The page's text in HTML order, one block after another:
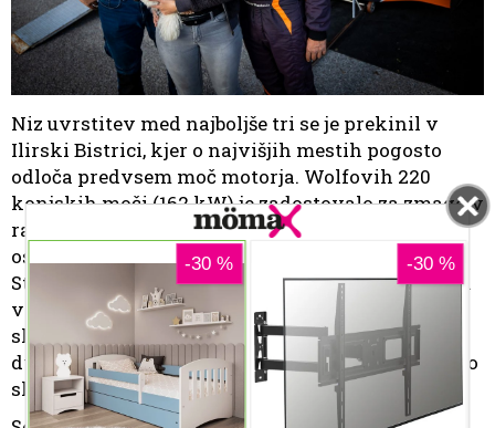
Niz uvrstitev med najboljše tri se je prekinil v
Ilirski Bistrici, kjer o najvišjih mestih pogosto
odloča predvsem moč motorja. Wolfovih 220
konjskih moči (162 kW) je zadostovalo za zmago v
razredu, medtem ko je vrh skupne razvrstitve
ostal zunaj dosega. Veliko bližje mu je bil
Stankovič na zadnji dirki evropskega prvenstva
v hrvaškem Buzetu, kjer je dosegel novo
slovensko zmago, najhitrejše čase v skupini
dvolitrskih formul in prototipov ter sedmo mesto
skupno v kategoriji 2.